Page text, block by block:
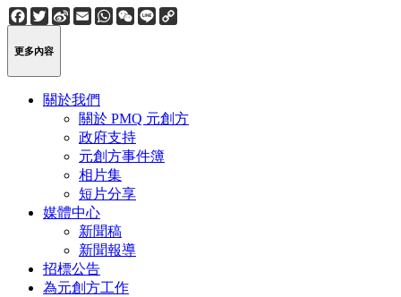
Facebook
Twitter
Sina
Weibo
EmailWhatsApp
WeChat
Line
更多內容
關於我們
關於 PMQ 元創方
政府支持
元創方事件簿
相片集
短片分享
媒體中心
新聞稿
新聞報導
招標公告
為元創方工作